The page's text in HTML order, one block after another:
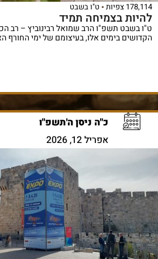
178,114 צפיות ט"ו בשבט
להיות בצמיחה תמיד
ט"ו בשבט תשפ"ו הרב שמואל רבינוביץ – רב
הקדושים בימים אלו, בעיצומם של ימי החורף
כ"ה ניסן ה'תשפ"ו
אפריל 12, 2026